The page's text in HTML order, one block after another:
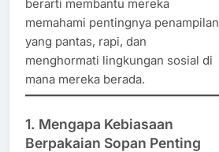
berarti membantu mereka
memahami pentingnya penampilan
yang pantas, rapi, dan
menghormati lingkungan sosial di
mana mereka berada.
1. Mengapa Kebiasaan
Berpakaian Sopan Penting